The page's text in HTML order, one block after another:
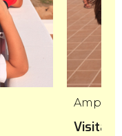
Visita